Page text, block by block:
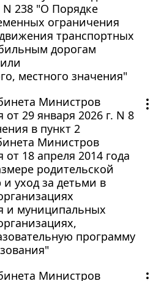
N 238 "О Порядке
ограничения
транспортных
дорогам
местного значения"
Министров
29 января 2026 г. N 8
в пункт 2
Министров
18 апреля 2014 года
родительской
уход за детьми в
и муниципальных
программу
Министров